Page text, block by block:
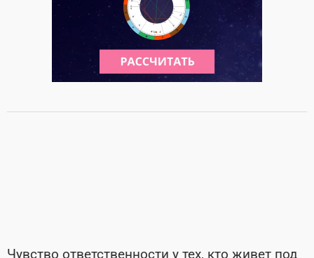
Чувство ответственности у тех, кто живет под